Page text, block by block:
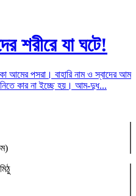
শরীরে যা ঘটে!
আমের পসরা। বাহারি নাম ও স্বাদের আম
নিতে কার না ইচ্ছে হয়। আম-দুধ...